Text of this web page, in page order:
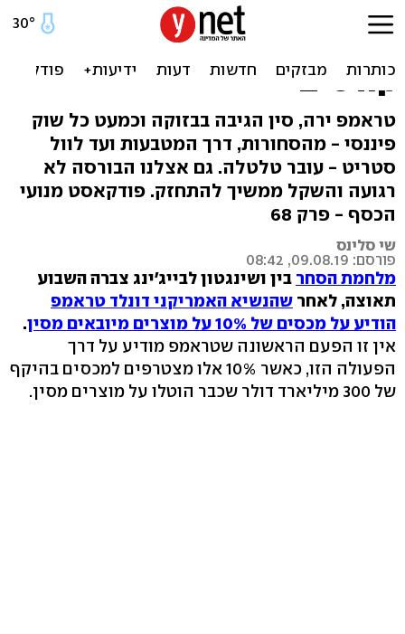
אוגוסט הלוהט: מדוע נדמה
לכם שעוד רגע השווקים
קורסים
טראמפ ירה, סין הגיבה בבזוקה וכמעט כל שוק
פיננסי - מהסחורות, דרך המטבעות ועד לוול
סטריט - עובר טלטלה. גם אצלנו הבורסה לא
רגועה והשקל ממשיך להתחזק. פודקאסט מנועי
הכסף - פרק 68
שי סלינס
פורסם: 09.08.19, 08:42
מלחמת הסחר בין ושינגטון לבייג'ינג צברה השבוע
תאוצה, לאחר שהנשיא האמריקני דונלד טראמפ
הודיע על מכסים של 10% על מוצרים מיובאים מסין
.
אין זו הפעם הראשונה שטראמפ מודיע על דרך
הפעולה הזו, כאשר 10% אלו מצטרפים למכסים בהיקף
של 300 מיליארד דולר שכבר הוטלו על מוצרים מסין.